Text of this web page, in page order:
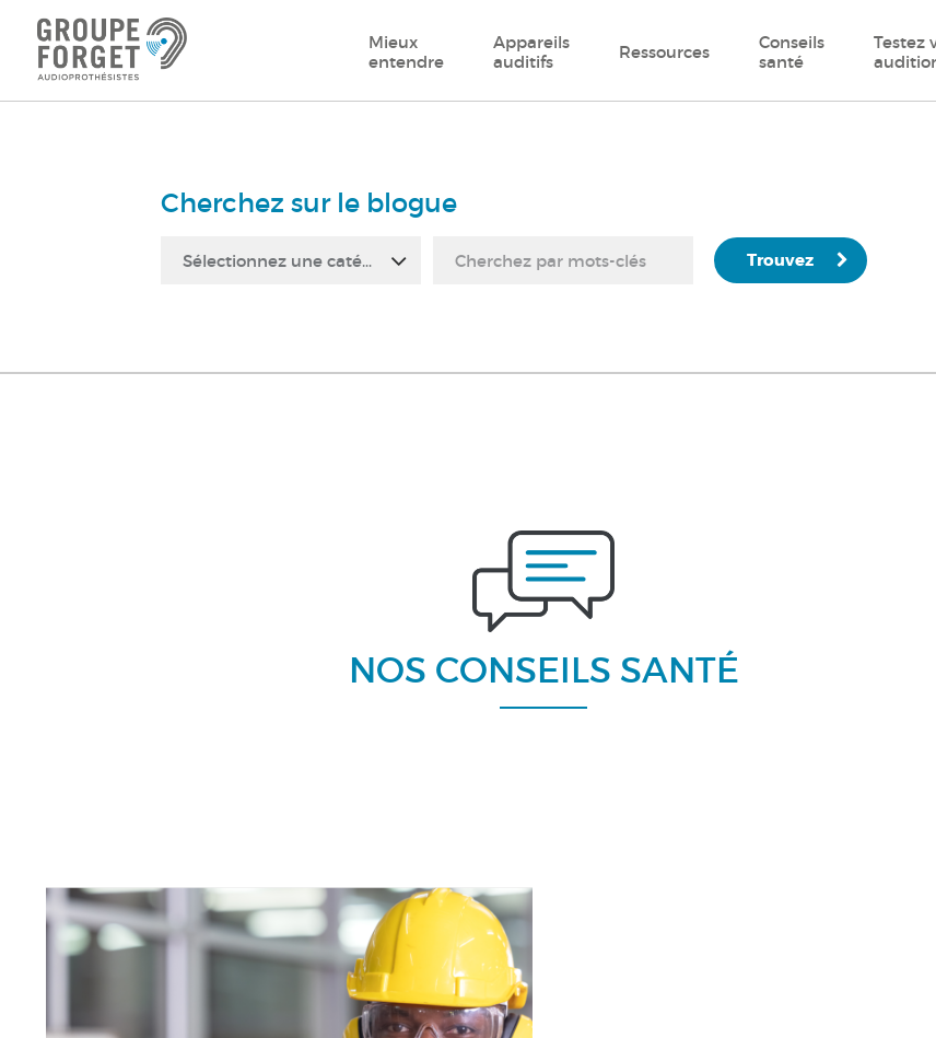
Mieux
entendre
Appareils
auditifs
Ressources
Conseils
santé
Testez
Cherchez sur le blogue
Sélectionnez une catégorie Trouvez
NOS CONSEILS SANTÉ